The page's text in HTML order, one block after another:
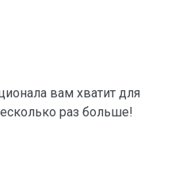
вам хватит для
раз больше!